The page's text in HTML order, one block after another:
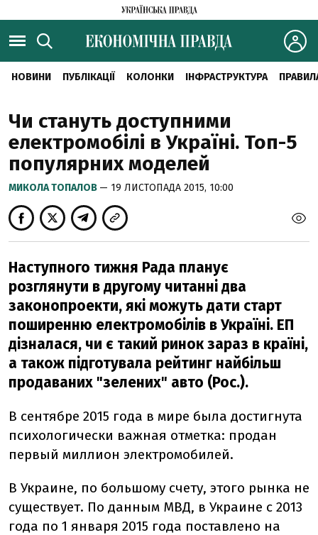
НОВИНИ ПУБЛІКАЦІЇ КОЛОНКИ ІНФРАСТРУКТУРА
Чи стануть доступними
електромобілі в Україні. Топ-5
популярних моделей
МИКОЛА ТОПАЛОВ — 19 ЛИСТОПАДА 2015, 10:00
Наступного тижня Рада планує
розглянути в другому читанні два
законопроекти, які можуть дати старт
поширенню електромобілів в Україні. ЕП
дізналася, чи є такий ринок зараз в країні,
а також підготувала рейтинг найбільш
продаваних "зелених" авто (Рос.).
В сентябре 2015 года в мире была достигнута
психологически важная отметка: продан
первый миллион электромобилей.
В Украине, по большому счету, этого рынка не
существует. По данным МВД, в Украине с 2013
года по 1 января 2015 года поставлено на